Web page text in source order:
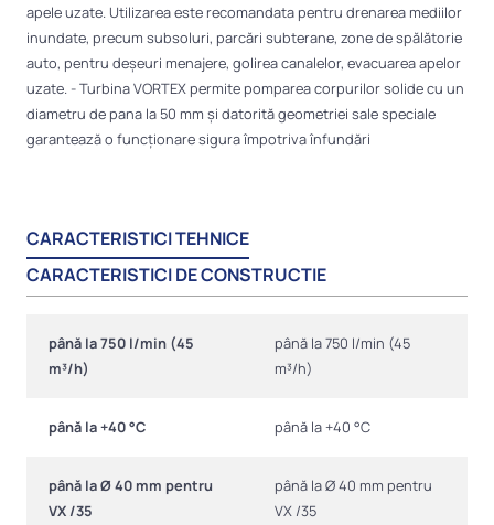
apele uzate. Utilizarea este recomandata pentru drenarea mediilor
inundate, precum subsoluri, parcări subterane, zone de spălătorie
auto, pentru deșeuri menajere, golirea canalelor, evacuarea apelor
uzate. - Turbina VORTEX permite pomparea corpurilor solide cu un
diametru de pana la 50 mm și datorită geometriei sale speciale
garantează o funcționare sigura împotriva înfundări
CARACTERISTICI TEHNICE
CARACTERISTICI DE CONSTRUCTIE
până la 750 l/min (45
m³/h)
până la 750 l/min (45
m³/h)
până la +40 °C până la +40 °C
până la Ø 40 mm pentru
VX /35
până la Ø 40 mm pentru
VX /35